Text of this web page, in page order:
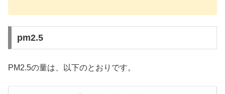
pm2.5
PM2.5の量は、以下のとおりです。